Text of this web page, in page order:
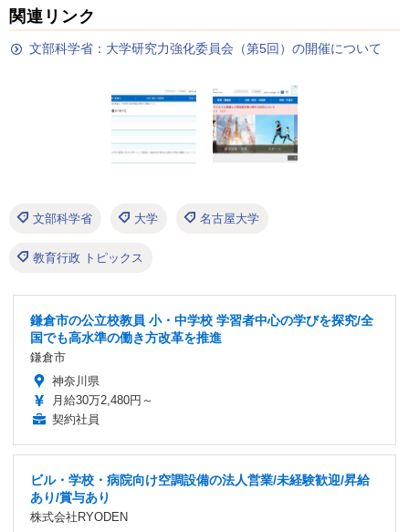
関連リンク
文部科学省：大学研究力強化委員会（第5回）の開催について
文部科学省 大学 名古屋大学
教育行政 トピックス
鎌倉市の公立校教員 小・中学校 学習者中心の学びを探究/全
国でも高水準の働き方改革を推進
鎌倉市
神奈川県
月給30万2,480円～
契約社員
ビル・学校・病院向け空調設備の法人営業/未経験歓迎/昇給
あり/賞与あり
株式会社RYODEN